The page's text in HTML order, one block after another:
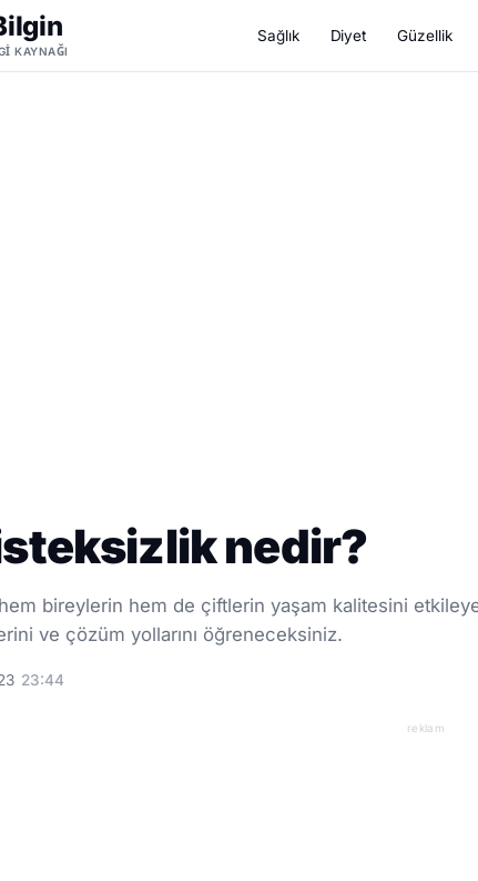
KAYNAĞI
Sağlık Diyet Güzellik
nedir?
bireylerin hem de çiftlerin yaşam kalitesini
ve çözüm yollarını öğreneceksiniz.
23:44
reklam